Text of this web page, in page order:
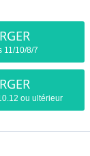
11/10/8/7
ou ultérieur